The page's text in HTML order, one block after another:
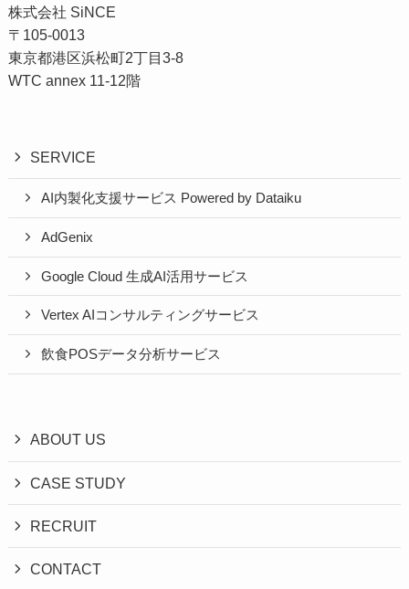
株式会社 SiNCE
〒105-0013
東京都港区浜松町2丁目3-8
WTC annex 11-12階
SERVICE
AI内製化支援サービス Powered by Dataiku
AdGenix
Google Cloud 生成AI活用サービス
Vertex AIコンサルティングサービス
飲食POSデータ分析サービス
ABOUT US
CASE STUDY
RECRUIT
CONTACT